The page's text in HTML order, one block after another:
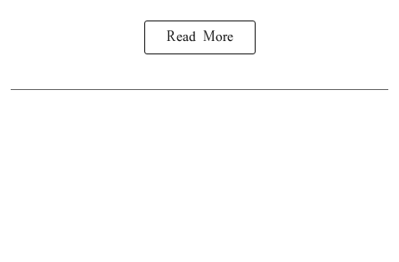
Read More